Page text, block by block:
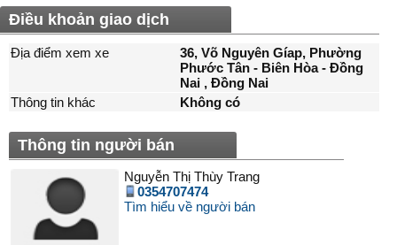
Điều khoản giao dịch
Địa điểm xem xe
36, Võ Nguyên Gíap, Phường
Phước Tân - Biên Hòa - Đồng
Nai , Ðồng Nai
Thông tin khác
Không có
Thông tin người bán
Nguyễn Thị Thùy Trang
0354707474
Tìm hiểu về người bán